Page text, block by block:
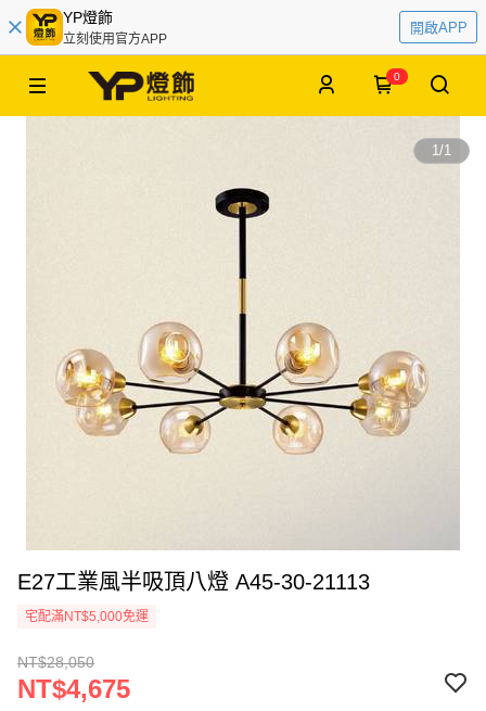
YP燈飾
立刻使用官方APP
開啟APP
0
1/1
E27工業風半吸頂八燈 A45-30-21113
宅配滿NT$5,000免運
NT$28,050
NT$4,675